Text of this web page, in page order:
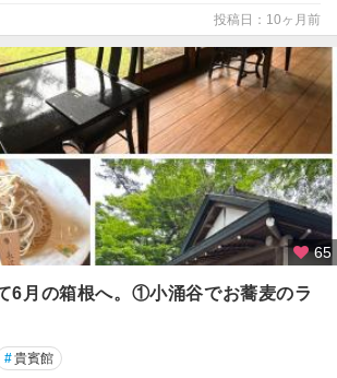
投稿日：10ヶ月前
65
6月の箱根へ。①小涌谷でお蕎麦のラ
#貴賓館